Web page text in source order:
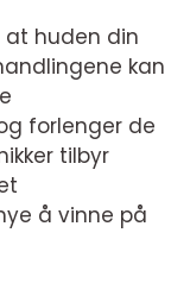
at huden din
kan
forlenger de
tilbyr
å vinne på